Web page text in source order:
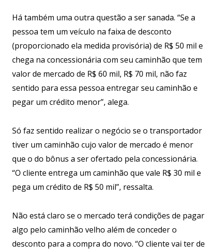
Há também uma outra questão a ser sanada. “Se a
pessoa tem um veículo na faixa de desconto
(proporcionado ela medida provisória) de R$ 50 mil e
chega na concessionária com seu caminhão que tem
valor de mercado de R$ 60 mil, R$ 70 mil, não faz
sentido para essa pessoa entregar seu caminhão e
pegar um crédito menor”, alega.
Só faz sentido realizar o negócio se o transportador
tiver um caminhão cujo valor de mercado é menor
que o do bônus a ser ofertado pela concessionária.
“O cliente entrega um caminhão que vale R$ 30 mil e
pega um crédito de R$ 50 mil”, ressalta.
Não está claro se o mercado terá condições de pagar
algo pelo caminhão velho além de conceder o
desconto para a compra do novo. “O cliente vai ter de